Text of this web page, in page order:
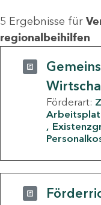
5 Ergebnisse für
regionalbeihilfen
Förderart: